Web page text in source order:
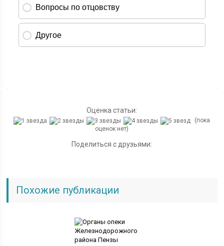
Оценка статьи:
(пока
оценок нет)
Поделиться с друзьями:
Похожие публикации